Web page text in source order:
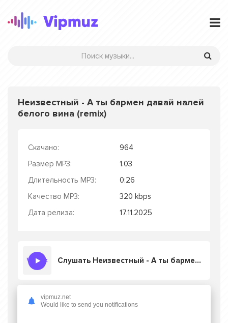
Неизвестный - А ты бармен давай налей
белого вина (remix)
Скачано:
964
Размер MP3:
1.03
Длительность MP3:
0:26
Качество MP3:
320 kbps
Дата релиза:
17.11.2025
Слушать Неизвестный - А ты бармен давай налей белого вина (remix)
Скачать песню Неизвестный - А ты
vipmuz.net
Would like to send you notifications